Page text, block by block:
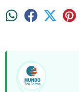
ShareShare Share